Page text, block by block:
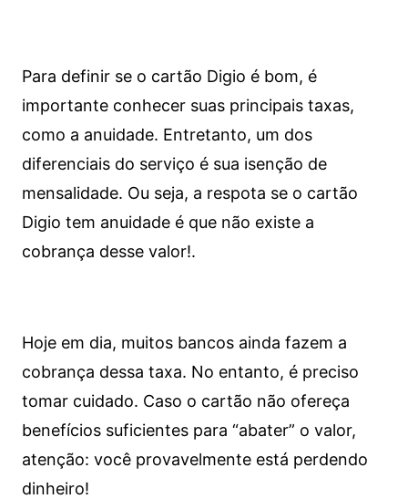
Para definir se o cartão Digio é bom, é
importante conhecer suas principais taxas,
como a anuidade. Entretanto, um dos
diferenciais do serviço é sua isenção de
mensalidade. Ou seja, a respota se o cartão
Digio tem anuidade é que não existe a
cobrança desse valor!.
Hoje em dia, muitos bancos ainda fazem a
cobrança dessa taxa. No entanto, é preciso
tomar cuidado. Caso o cartão não ofereça
benefícios suficientes para “abater” o valor,
atenção: você provavelmente está perdendo
dinheiro!